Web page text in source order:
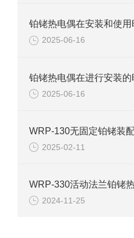
2025-06-16
2025-06-16
2025-02-11
2024-11-25